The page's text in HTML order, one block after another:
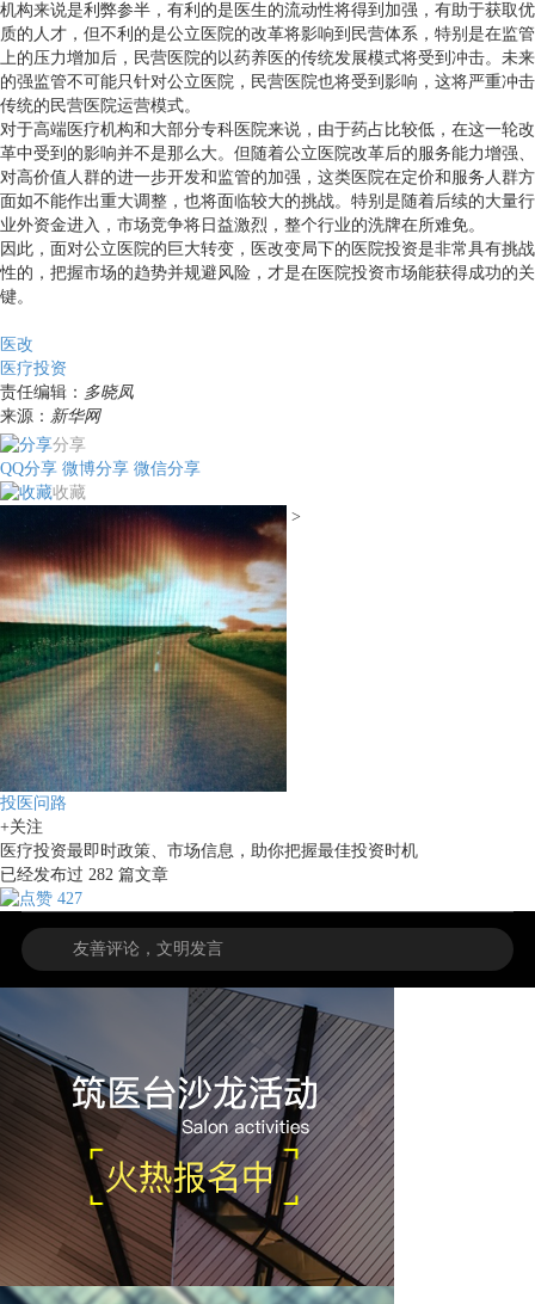
机构来说是利弊参半，有利的是医生的流动性将得到加强，有助于获取优
质的人才，但不利的是公立医院的改革将影响到民营体系，特别是在监管
上的压力增加后，民营医院的以药养医的传统发展模式将受到冲击。未来
的强监管不可能只针对公立医院，民营医院也将受到影响，这将严重冲击
传统的民营医院运营模式。
对于高端医疗机构和大部分专科医院来说，由于药占比较低，在这一轮改
革中受到的影响并不是那么大。但随着公立医院改革后的服务能力增强、
对高价值人群的进一步开发和监管的加强，这类医院在定价和服务人群方
面如不能作出重大调整，也将面临较大的挑战。特别是随着后续的大量行
业外资金进入，市场竞争将日益激烈，整个行业的洗牌在所难免。
因此，面对公立医院的巨大转变，医改变局下的医院投资是非常具有挑战
性的，把握市场的趋势并规避风险，才是在医院投资市场能获得成功的关
键。
医改
医疗投资
责任编辑： 多晓凤
来源： 新华网
分享
QQ分享 微博分享 微信分享
收藏
>
投医问路
+关注
医疗投资最即时政策、市场信息，助你把握最佳投资时机
已经发布过 282 篇文章
427